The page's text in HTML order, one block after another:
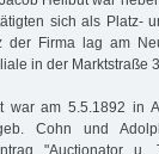
sich als Platz-
der Firma lag am
in der Marktstraße
war am 5.5.1892 in
Cohn und
"Auctionator